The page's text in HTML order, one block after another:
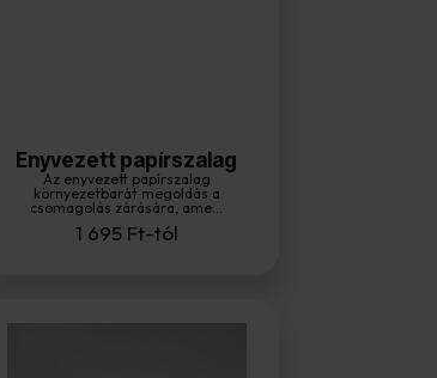
Enyvezett papírszalag
Az enyvezett papírszalag
környezetbarát megoldás a
csomagolás zárására, ame...
1 695 Ft-tól